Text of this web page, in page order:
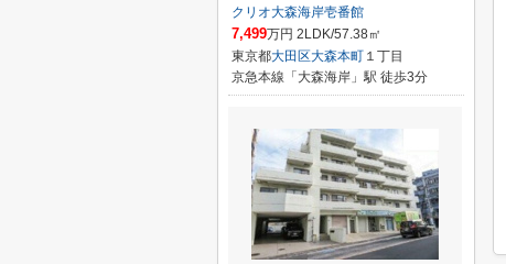
クリオ大森海岸壱番館
7,499万円 2LDK/57.38㎡
東京都大田区大森本町 １丁目
京急本線「大森海岸」駅 徒歩3分